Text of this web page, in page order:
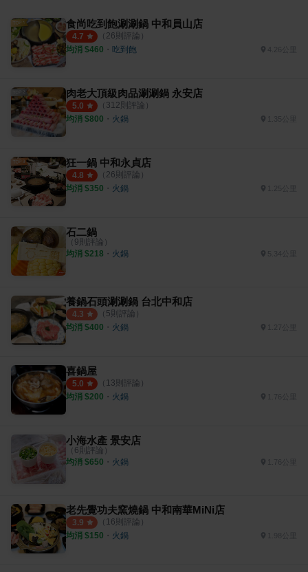
食尚吃到飽涮涮鍋 中和員山店
4.7 （ 26則評論）
均消 $460 ・ 吃到飽 4.26公里
肉老大頂級肉品涮涮鍋 永安店
5.0 （ 312則評論）
均消 $800 ・ 火鍋 1.35公里
狂一鍋 中和永貞店
4.8 （ 26則評論）
均消 $350 ・ 火鍋 1.25公里
石二鍋
（ 9則評論）
均消 $218 ・ 火鍋 5.34公里
養鍋石頭涮涮鍋 台北中和店
4.3 （ 5則評論）
均消 $400 ・ 火鍋
喜鍋屋
5.0 （ 13則評論）
均消 $200 ・ 火鍋
小海水產 景安店
（ 6則評論）
均消 $650 ・ 火鍋
老先覺功夫窯燒鍋 中和南華MiNi店
3.9 （ 16則評論）
均消 $150 ・ 火鍋